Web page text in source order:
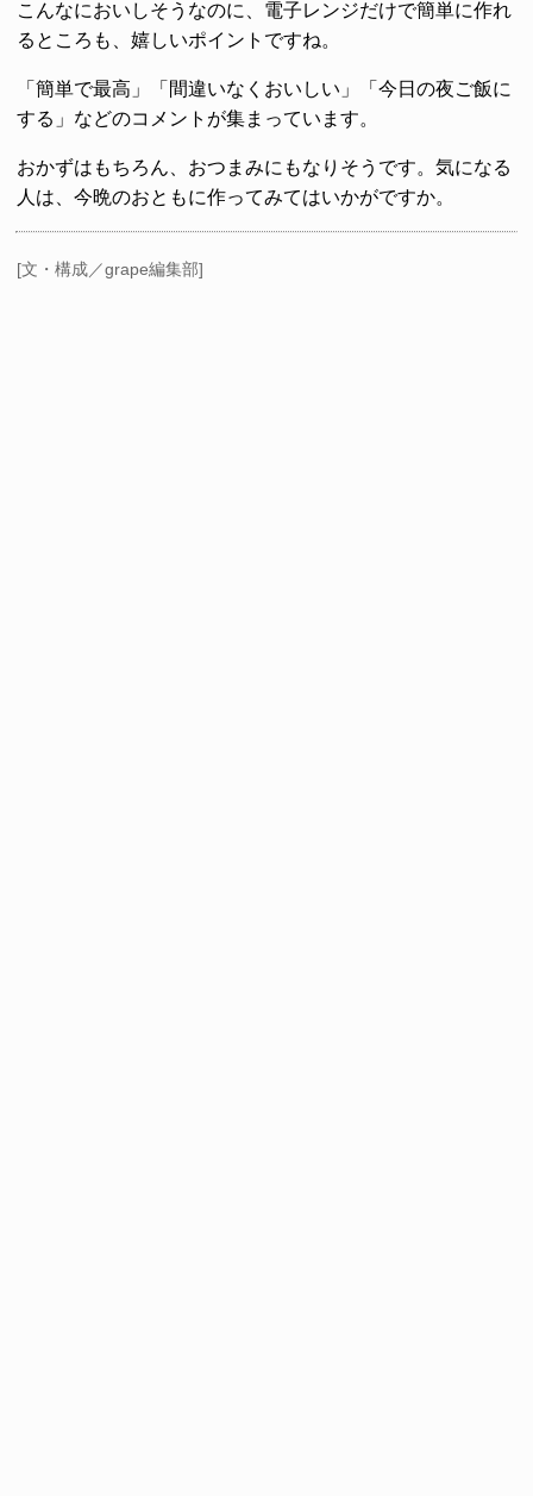
こんなにおいしそうなのに、電子レンジだけで簡単に作れ
るところも、嬉しいポイントですね。
「簡単で最高」「間違いなくおいしい」「今日の夜ご飯に
する」などのコメントが集まっています。
おかずはもちろん、おつまみにもなりそうです。気になる
人は、今晩のおともに作ってみてはいかがですか。
[文・構成／grape編集部]